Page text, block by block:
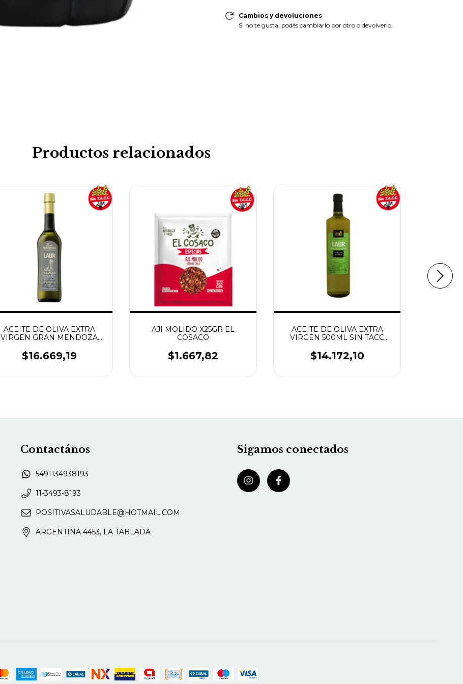
Cambios y devoluciones
Si no te gusta, podés cambiarlo por otro o devolverlo.
Productos relacionados
ACEITE DE OLIVA EXTRA
VIRGEN GRAN MENDOZA
$16.669,19
AJI MOLIDO X25GR EL
COSACO
$1.667,82
ACEITE DE OLIVA EXTRA
VIRGEN 500ML SIN TACC
$14.172,10
Contactános
5491134938193
11-3493-8193
POSITIVASALUDABLE@HOTMAIL.COM
ARGENTINA 4453, LA TABLADA
Sigamos conectados